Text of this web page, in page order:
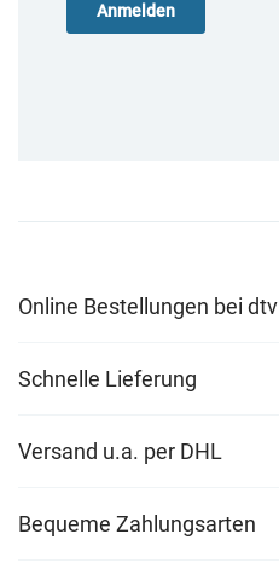
Online Bestellungen bei dtv
Schnelle Lieferung
Versand u.a. per DHL
Bequeme Zahlungsarten